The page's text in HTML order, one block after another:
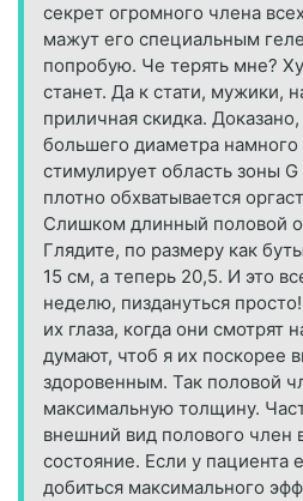
секрет огромного члена
мажут его специальным
попробую. Че терять мне?
станет. Да к стати, мужики,
приличная скидка.
большего диаметра намного
стимулирует область зоны
плотно обхватывается
Слишком длинный половой
Глядите, по размеру как
15 см, а теперь 20,5. И это
неделю, пиздануться
их глаза, когда они смотрят
думают, чтоб я их поскорее
здоровенным. Так половой
максимальную толщину.
внешний вид полового член
состояние. Если у пациента
добиться максимального